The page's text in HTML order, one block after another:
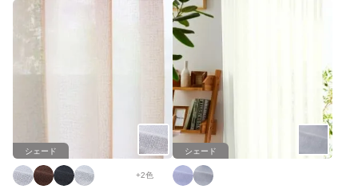
シェード
+2色
シェード